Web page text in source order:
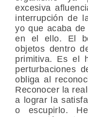
excesiva
interrupción de
yo que acaba
en el ello. El
objetos dentro
primitiva. Es el
perturbaciones
obliga al
Reconocer la
a lograr la
o escupirlo.